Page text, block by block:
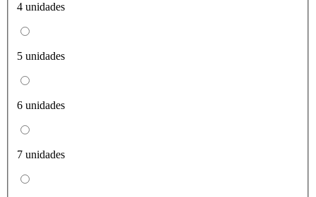
4 unidades
5 unidades
6 unidades
7 unidades